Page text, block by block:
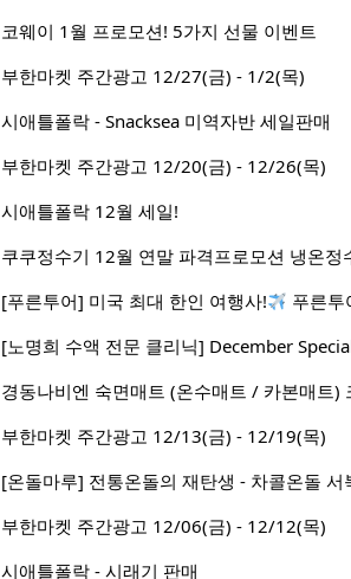
코웨이 1월 프로모션! 5가지 선물 이벤트
부한마켓 주간광고 12/27(금) - 1/2(목)
시애틀폴락 - Snacksea 미역자반 세일판매
부한마켓 주간광고 12/20(금) - 12/26(목)
시애틀폴락 12월 세일!
쿠쿠정수기 12월 연말 파격프로모션 냉온
[푸른투어] 미국 최대 한인 여행사! 푸른투
[노명희 수액 전문 클리닉] December
경동나비엔 숙면매트 (온수매트 / 카본매트)
부한마켓 주간광고 12/13(금) - 12/19(목)
[온돌마루] 전통온돌의 재탄생 - 차콜온돌
부한마켓 주간광고 12/06(금) - 12/12(목)
시애틀폴락 - 시래기 판매